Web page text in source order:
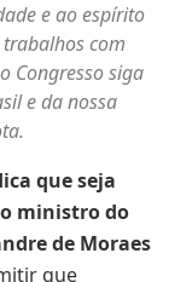
e ao espírito
com
Congresso siga
e da nossa
que seja
ministro do
de Moraes
que